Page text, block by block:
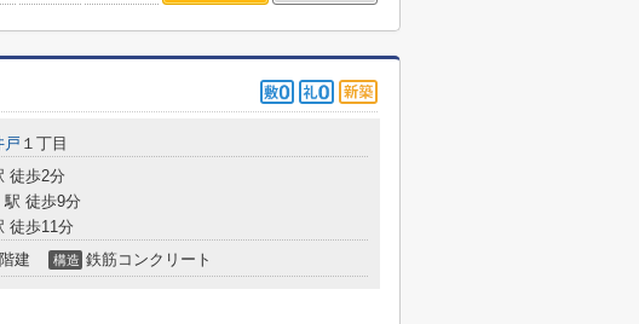
戸 １丁目
徒歩2分
駅 徒歩9分
徒歩11分
建 構造 鉄筋コンクリート